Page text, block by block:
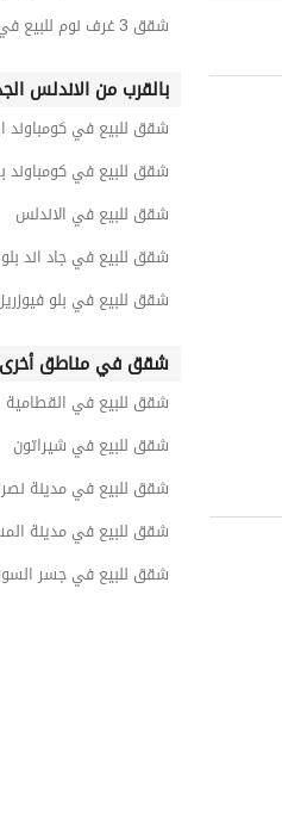
شقق 3 غرف نوم للبيع في التجمع الخامس
بالقرب من الاندلس
شقق للبيع في كومباوند
شقق للبيع في كومباوند
شقق للبيع في الاندلس
شقق للبيع في جاد اند بلو
شقق للبيع في بلو
شقق في مناطق أخرى
شقق للبيع في القطامية
شقق للبيع في شيراتون
شقق للبيع في مدينة نصر
شقق للبيع في مدينة
شقق للبيع في جسر